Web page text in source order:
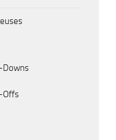
Downs
Offs